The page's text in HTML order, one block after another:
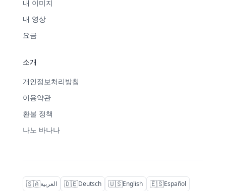
내 이미지
내 영상
요금
소개
개인정보처리방침
이용약관
환불 정책
나노 바나나
🇸🇦العربية 🇩🇪Deutsch 🇺🇸English 🇪🇸Español